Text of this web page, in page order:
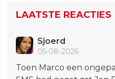
LAATSTE REACTIES
Sjoerd
05-08-2026
Toen Marco een